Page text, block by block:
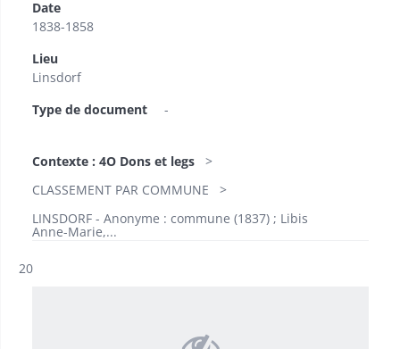
Date
1838-1858
Lieu
Linsdorf
Type de document
-
Contexte : 4O Dons et legs
CLASSEMENT PAR COMMUNE
LINSDORF - Anonyme : commune (1837) ; Libis
Anne-Marie,...
Résultat n°
20